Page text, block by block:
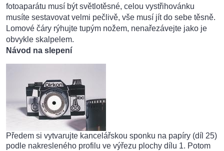
fotoaparátu musí být světlotěsné, celou vystřihovánku
musíte sestavovat velmi pečlivě, vše musí jít do sebe těsně.
Lomové čáry rýhujte tupým nožem, nenařezávejte jako je
obvykle skalpelem.
Návod na slepení
Předem si vytvarujte kancelářskou sponku na papíry (díl 25)
podle nakresleného profilu ve výřezu plochy dílu 1. Potom